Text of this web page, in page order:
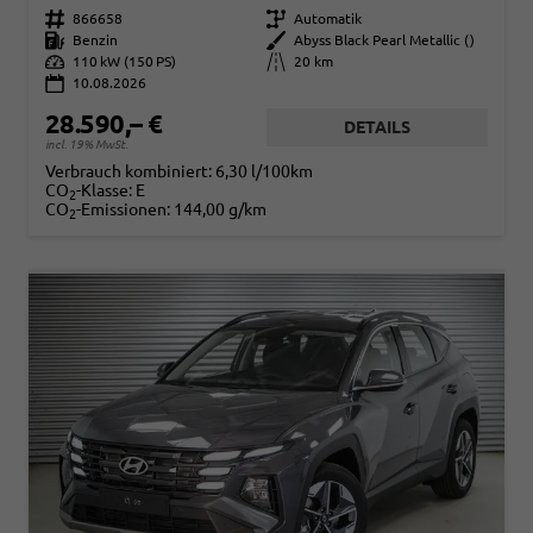
Fahrzeugnr. 866658 Getriebe Automatik
Kraftstoff
Benzin Außenfarbe
Abyss Black Pearl Metallic ()
Leistung
110 kW (150 PS) Kilometerstand
20 km
10.08.2026
28.590,– €
incl. 19% MwSt.
DETAILS
Verbrauch kombiniert: 6,30 l/100km
CO2-Klasse: E
CO2-Emissionen: 144,00 g/km